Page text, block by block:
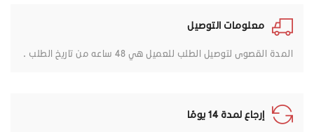
معلومات التوصيل
المدة القصوى لتوصيل الطلب للعميل هي 48 ساعه من تاريخ الطلب .
إرجاع لمدة 14 يومًا